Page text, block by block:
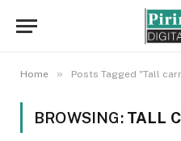
Home » Posts Tagged "Tall
BROWSING: TALL